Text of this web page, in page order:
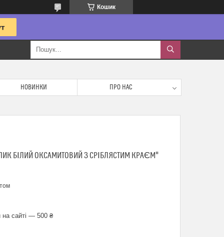
Кошик
НОВИНКИ ПРО НАС
БІЛИЙ ОКСАМИТОВИЙ З СРІБЛЯСТИМ КРАЄМ"
на сайті — 500 ₴